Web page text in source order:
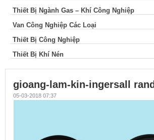
Thiết Bị Ngành Gas – Khí Công Nghiệp
Van Công Nghiệp Các Loại
Thiết Bị Công Nghiệp
Thiết Bị Khí Nén
gioang-lam-kin-ingersall rand
05-03-2018 07:37